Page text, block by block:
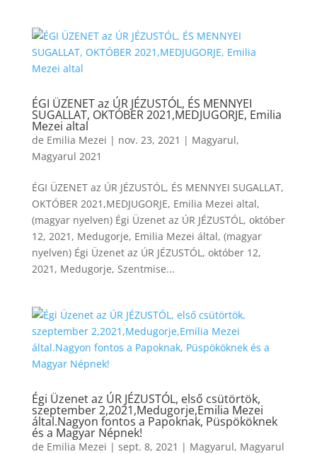
ÉGI ÜZENET az ÚR JÉZUSTÓL, ÉS MENNYEI
SUGALLAT, OKTÓBER 2021,MEDJUGORJE, Emilia
Mezei altal
de Emilia Mezei | nov. 23, 2021 | Magyarul,
Magyarul 2021
ÉGI ÜZENET az ÚR JÉZUSTÓL, ÉS MENNYEI SUGALLAT,
OKTÓBER 2021,MEDJUGORJE, Emilia Mezei altal,
(magyar nyelven) Égi Üzenet az ÚR JÉZUSTÓL, október
12, 2021, Medugorje, Emilia Mezei által, (magyar
nyelven) Égi Üzenet az ÚR JÉZUSTÓL, október 12,
2021, Medugorje, Szentmise...
Égi Üzenet az ÚR JÉZUSTÓL, első csütörtök,
szeptember 2,2021,Medugorje,Emilia Mezei
által.Nagyon fontos a Papoknak, Püspököknek
és a Magyar Népnek!
de Emilia Mezei | sept. 8, 2021 | Magyarul, Magyarul